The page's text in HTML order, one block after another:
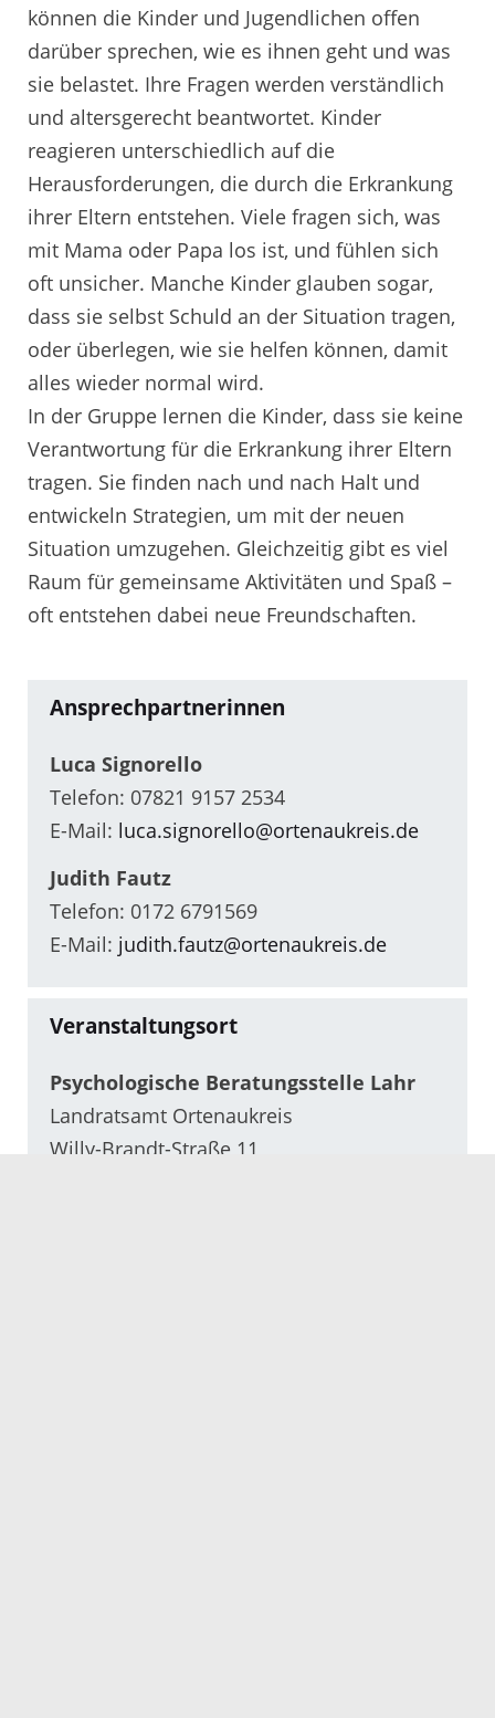
können die Kinder und Jugendlichen offen
darüber sprechen, wie es ihnen geht und was
sie belastet. Ihre Fragen werden verständlich
und altersgerecht beantwortet. Kinder
reagieren unterschiedlich auf die
Herausforderungen, die durch die Erkrankung
ihrer Eltern entstehen. Viele fragen sich, was
mit Mama oder Papa los ist, und fühlen sich
oft unsicher. Manche Kinder glauben sogar,
dass sie selbst Schuld an der Situation tragen,
oder überlegen, wie sie helfen können, damit
alles wieder normal wird.
In der Gruppe lernen die Kinder, dass sie keine
Verantwortung für die Erkrankung ihrer Eltern
tragen. Sie finden nach und nach Halt und
entwickeln Strategien, um mit der neuen
Situation umzugehen. Gleichzeitig gibt es viel
Raum für gemeinsame Aktivitäten und Spaß –
oft entstehen dabei neue Freundschaften.
Ansprechpartnerinnen
Luca Signorello
Telefon: 07821 9157 2534
E-Mail: luca.signorello@ortenaukreis.de
Judith Fautz
Telefon: 0172 6791569
E-Mail: judith.fautz@ortenaukreis.de
Veranstaltungsort
Psychologische Beratungsstelle Lahr
Landratsamt Ortenaukreis
Willy-Brandt-Straße 11